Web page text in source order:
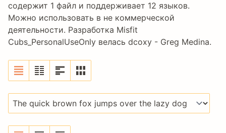
содержит 1 файл и поддерживает 12 языков.
Можно использовать в не коммерческой
деятельности. Разработка Misfit
Cubs_PersonalUseOnly велась dcoxy - Greg Medina.